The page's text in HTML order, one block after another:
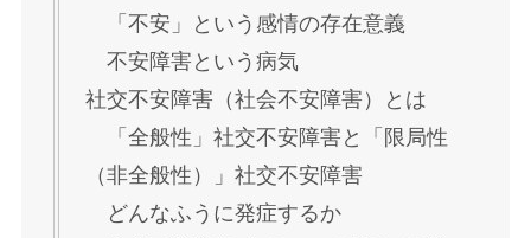
「不安」という感情の存在意義
不安障害という病気
社交不安障害（社会不安障害）とは
「全般性」社交不安障害と「限局性
（非全般性）」社交不安障害
どんなふうに発症するか